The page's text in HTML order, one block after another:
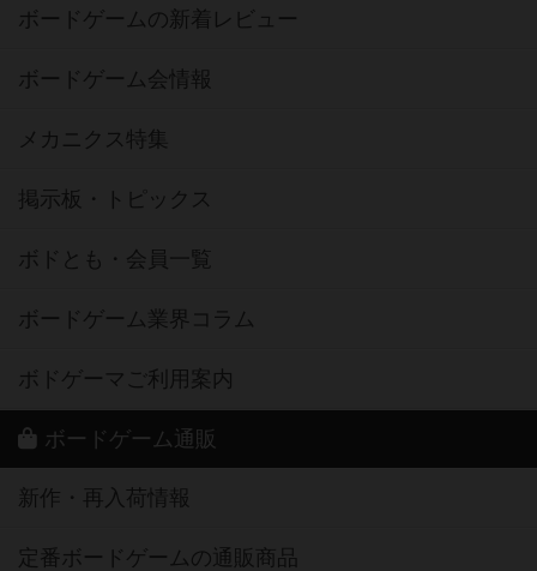
ボードゲームの新着レビュー
ボードゲーム会情報
メカニクス特集
掲示板・トピックス
ボドとも・会員一覧
ボードゲーム業界コラム
ボドゲーマご利用案内
ボードゲーム通販
新作・再入荷情報
定番ボードゲームの通販商品